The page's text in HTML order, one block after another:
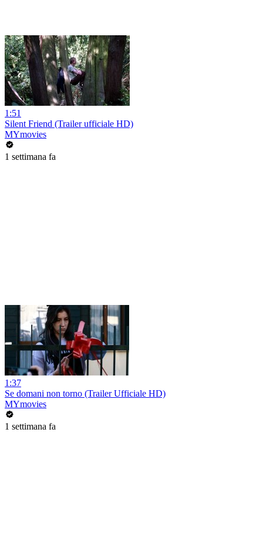
1:51
Silent Friend (Trailer ufficiale HD)
MYmovies
1 settimana fa
1:37
Se domani non torno (Trailer Ufficiale HD)
MYmovies
1 settimana fa